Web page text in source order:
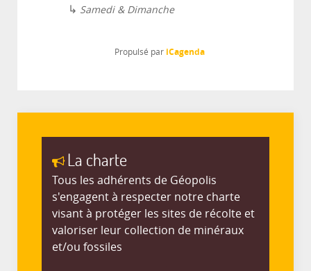
↳ Samedi & Dimanche
Propulsé par iCagenda
La charte
Tous les adhérents de Géopolis
s'engagent à respecter notre charte
visant à protéger les sites de récolte et
valoriser leur collection de minéraux
et/ou fossiles